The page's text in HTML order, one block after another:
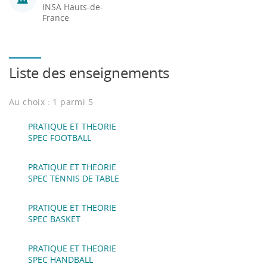
INSA Hauts-de-
France
Liste des enseignements
Au choix : 1 parmi 5
PRATIQUE ET THEORIE
SPEC FOOTBALL
PRATIQUE ET THEORIE
SPEC TENNIS DE TABLE
PRATIQUE ET THEORIE
SPEC BASKET
PRATIQUE ET THEORIE
SPEC HANDBALL